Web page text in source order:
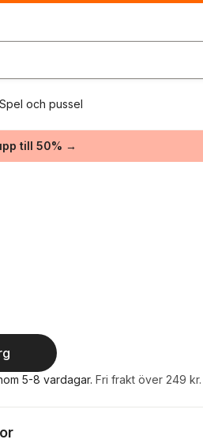
Spel och pussel
till 50% →
5-8 vardagar. Fri frakt över 249 kr.